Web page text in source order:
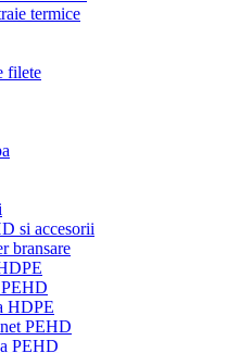
termice
filete
si accesorii
bransare
HDPE
PEHD
PEHD